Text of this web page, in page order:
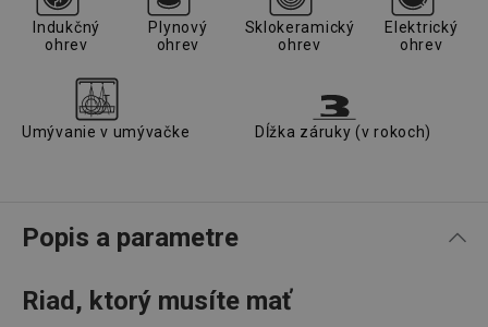
Indukčný
ohrev
Plynový
ohrev
Sklokeramický
ohrev
Elektrický
ohrev
Umývanie v umývačke Dĺžka záruky (v rokoch)
Popis a parametre
Riad, ktorý musíte mať